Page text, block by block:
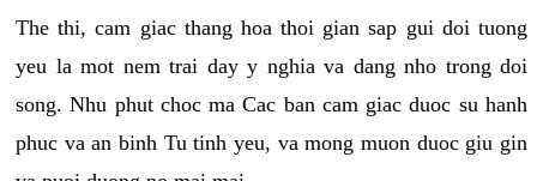
The thi, cam giac thang hoa thoi gian sap gui doi tuong
yeu la mot nem trai day y nghia va dang nho trong doi
song. Nhu phut choc ma Cac ban cam giac duoc su hanh
phuc va an binh Tu tinh yeu, va mong muon duoc giu gin